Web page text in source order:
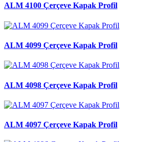
ALM 4100 Çerçeve Kapak Profil
ALM 4099 Çerçeve Kapak Profil
ALM 4098 Çerçeve Kapak Profil
ALM 4097 Çerçeve Kapak Profil